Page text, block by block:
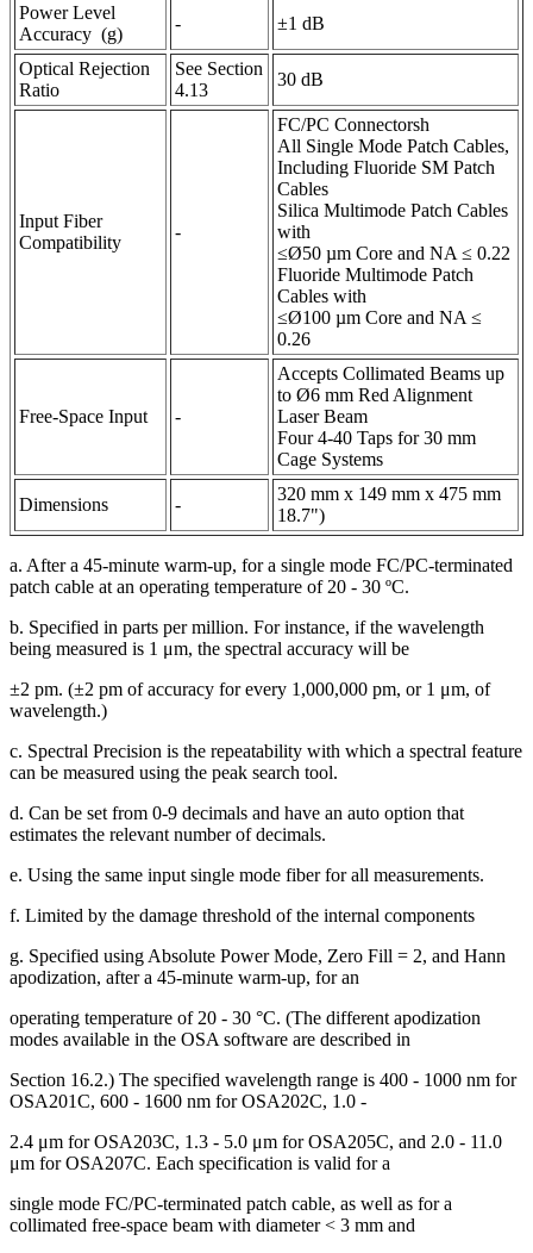
Power Level
Accuracy (g)
- ±1 dB
Optical Rejection
Ratio
See Section
4.13
30 dB
Input Fiber
Compatibility
-
FC/PC Connectorsh
All Single Mode Patch Cables,
Including Fluoride SM Patch
Cables
Silica Multimode Patch Cables
with
≤Ø50 µm Core and NA ≤ 0.22
Fluoride Multimode Patch
Cables with
≤Ø100 µm Core and NA ≤
0.26
Free-Space Input -
Accepts Collimated Beams up
to Ø6 mm Red Alignment
Laser Beam
Four 4-40 Taps for 30 mm
Cage Systems
Dimensions -
320 mm x 149 mm x 475 mm
18.7")
a. After a 45-minute warm-up, for a single mode FC/PC-terminated
patch cable at an operating temperature of 20 - 30 ºC.
b. Specified in parts per million. For instance, if the wavelength
being measured is 1 μm, the spectral accuracy will be
±2 pm. (±2 pm of accuracy for every 1,000,000 pm, or 1 μm, of
wavelength.)
c. Spectral Precision is the repeatability with which a spectral feature
can be measured using the peak search tool.
d. Can be set from 0-9 decimals and have an auto option that
estimates the relevant number of decimals.
e. Using the same input single mode fiber for all measurements.
f. Limited by the damage threshold of the internal components
g. Specified using Absolute Power Mode, Zero Fill = 2, and Hann
apodization, after a 45-minute warm-up, for an
operating temperature of 20 - 30 °C. (The different apodization
modes available in the OSA software are described in
Section 16.2.) The specified wavelength range is 400 - 1000 nm for
OSA201C, 600 - 1600 nm for OSA202C, 1.0 -
2.4 μm for OSA203C, 1.3 - 5.0 μm for OSA205C, and 2.0 - 11.0
μm for OSA207C. Each specification is valid for a
single mode FC/PC-terminated patch cable, as well as for a
collimated free-space beam with diameter < 3 mm and